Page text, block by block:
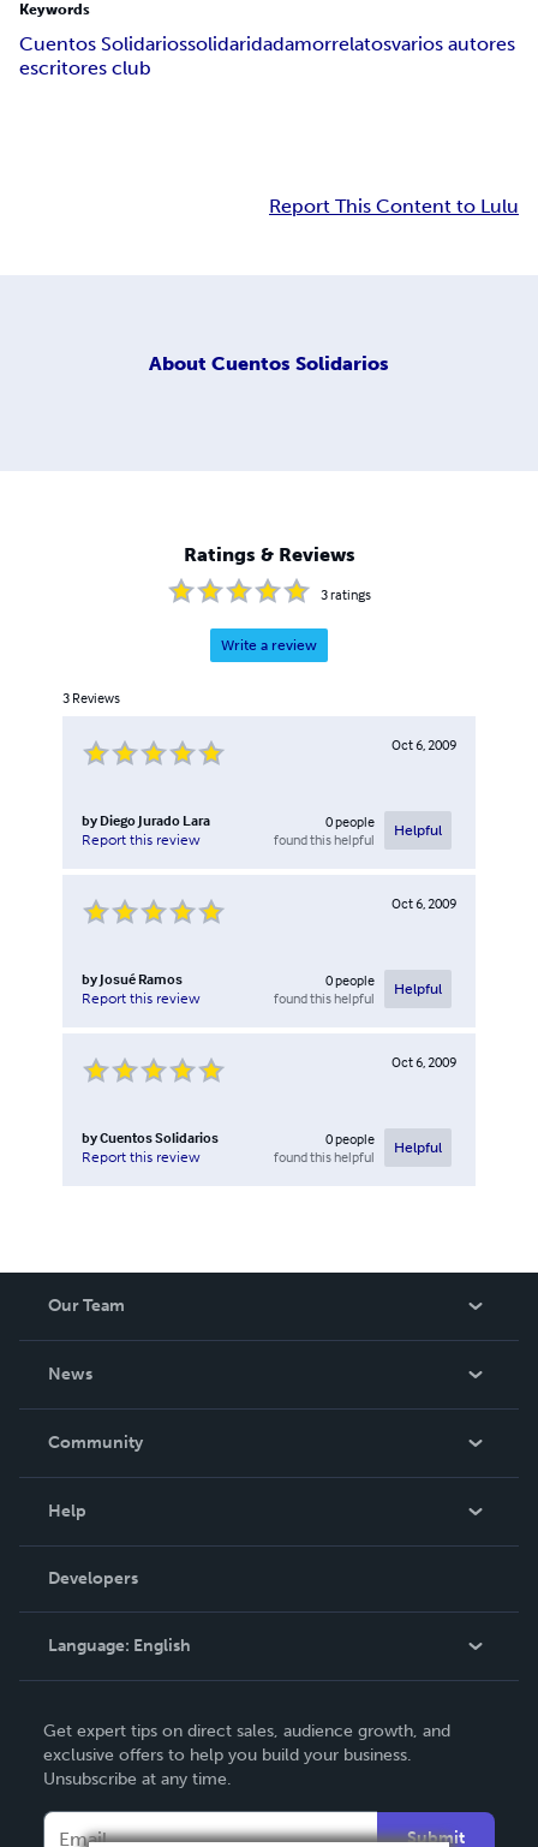
Keywords
Cuentos Solidariossolidaridadamorrelatosvarios autores
escritores club
Report This Content to Lulu
About Cuentos Solidarios
Ratings & Reviews
3ratings
Write a review
3 Reviews
Oct 6, 2009
by Diego Jurado Lara
Report this review
0people
found this helpful
Helpful
Oct 6, 2009
by Josué Ramos
Report this review
0people
found this helpful
Helpful
Oct 6, 2009
byCuentos Solidarios
Report this review
0people
found this helpful
Helpful
Our Team
News
In The News
Community
Podcast
Help
Order Lookup
Knowledge Base
Contact Support
Developers
Language: English
Deutsch
Français
Get expert tips on direct sales, audience growth, and
exclusive offers to help you build your business.
Unsubscribe at any time.
Submit